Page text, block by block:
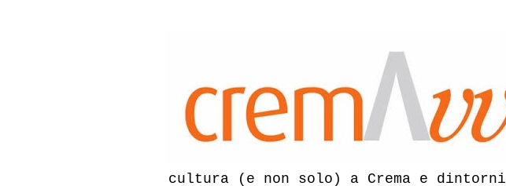
cultura (e non solo) a Crema e dintorni